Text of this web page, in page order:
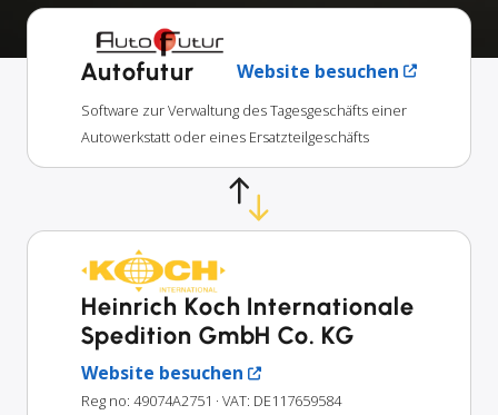
Autofutur Website besuchen
Software zur Verwaltung des Tagesgeschäfts einer
Autowerkstatt oder eines Ersatzteilgeschäfts
Heinrich Koch Internationale
Spedition GmbH Co. KG
Website besuchen
Reg no: 49074A2751 · VAT: DE117659584